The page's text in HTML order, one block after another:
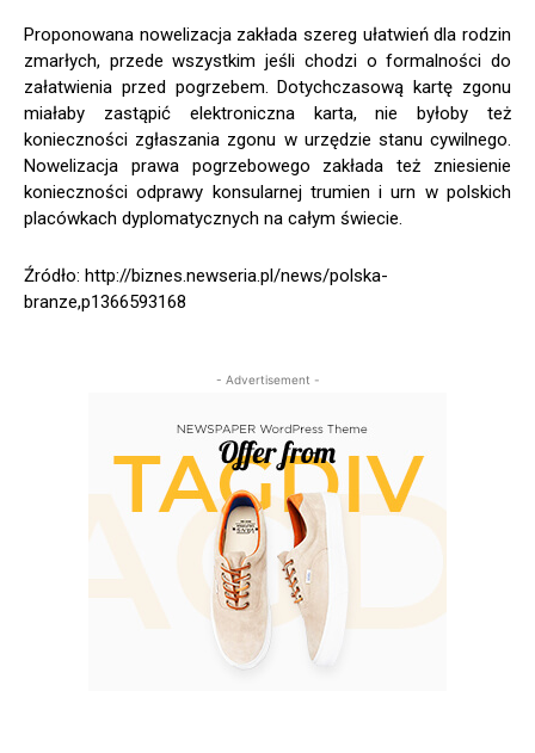
Proponowana nowelizacja zakłada szereg ułatwień dla rodzin
zmarłych, przede wszystkim jeśli chodzi o formalności do
załatwienia przed pogrzebem. Dotychczasową kartę zgonu
miałaby zastąpić elektroniczna karta, nie byłoby też
konieczności zgłaszania zgonu w urzędzie stanu cywilnego.
Nowelizacja prawa pogrzebowego zakłada też zniesienie
konieczności odprawy konsularnej trumien i urn w polskich
placówkach dyplomatycznych na całym świecie.
Źródło: http://biznes.newseria.pl/news/polska-
branze,p1366593168
- Advertisement -